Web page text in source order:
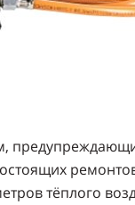
тёплого